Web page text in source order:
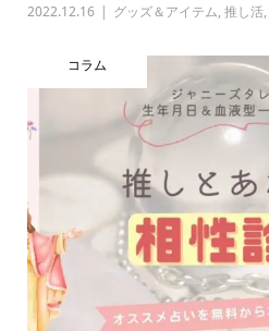
2022.12.16 グッズ＆アイテム, 推し活,
コラム